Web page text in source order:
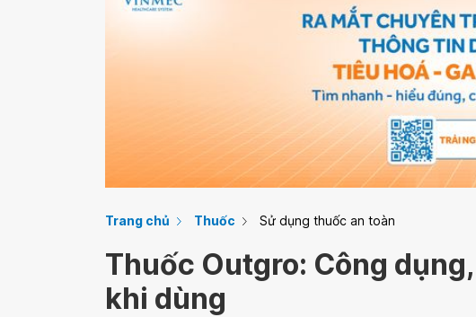
Trang chủ Thuốc Sử dụng thuốc an toàn
Thuốc Outgro: Công
khi dùng